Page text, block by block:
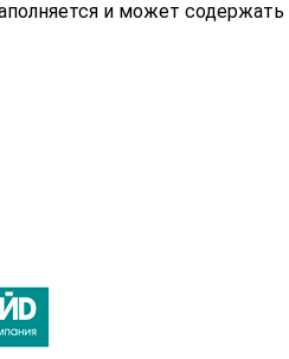
и может содержать